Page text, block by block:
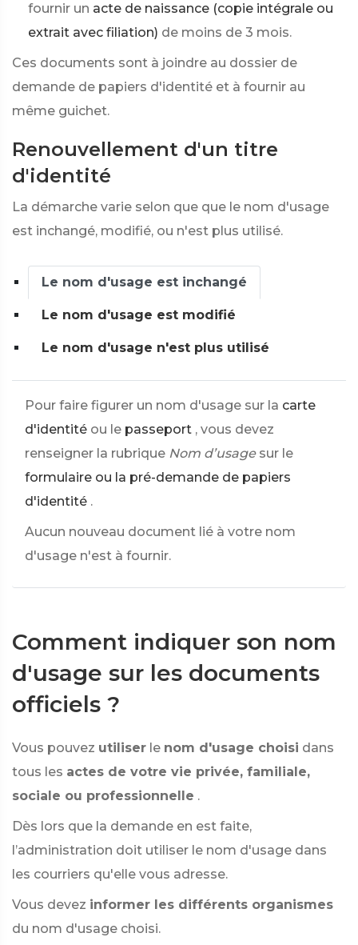
fournir un acte de naissance (copie intégrale ou
extrait avec filiation) de moins de 3 mois.
Ces documents sont à joindre au dossier de
demande de papiers d'identité et à fournir au
même guichet.
Renouvellement d'un titre
d'identité
La démarche varie selon que que le nom d'usage
est inchangé, modifié, ou n'est plus utilisé.
Le nom d'usage est inchangé
Le nom d'usage est modifié
Le nom d'usage n'est plus utilisé
Pour faire figurer un nom d'usage sur la carte
d'identité ou le passeport , vous devez
renseigner la rubrique Nom d’usage sur le
formulaire ou la pré-demande de papiers
d'identité .
Aucun nouveau document lié à votre nom
d'usage n'est à fournir.
Comment indiquer son nom
d'usage sur les documents
officiels ?
Vous pouvez utiliser le nom d'usage choisi dans
tous les actes de votre vie privée, familiale,
sociale ou professionnelle .
Dès lors que la demande en est faite,
l’administration doit utiliser le nom d'usage dans
les courriers qu'elle vous adresse.
Vous devez informer les différents organismes
du nom d'usage choisi.